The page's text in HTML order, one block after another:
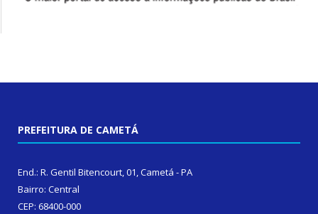
PREFEITURA DE CAMETÁ
End.: R. Gentil Bitencourt, 01, Cametá - PA
Bairro: Central
CEP: 68400-000